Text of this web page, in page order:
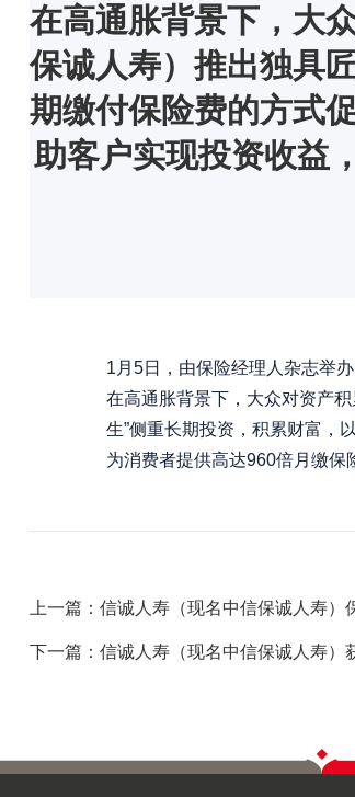
在高通胀背景下，大
保诚人寿）推出独具
期缴付保险费的方式
助客户实现投资收益
1月5日，由保险经理人杂志举
在高通胀背景下，大众对资产
生”侧重长期投资，积累财富，
为消费者提供高达960倍月缴保
上一篇：信诚人寿（现名中信保诚人寿
下一篇：信诚人寿（现名中信保诚人寿）